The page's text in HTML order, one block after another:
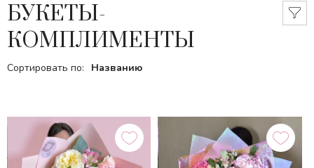
БУКЕТЫ-
КОМПЛИМЕНТЫ
Сортировать по: Названию